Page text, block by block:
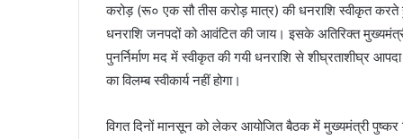
करोड़ (रू० एक सौ तीस करोड़ मात्र) की धनराशि स्वीकृत करते
धनराशि जनपदों को आवंटित की जाय। इसके अतिरिक्त मुख्यमंत्री
पुनर्निर्माण मद में स्वीकृत की गयी धनराशि से शीघ्रताशीघ्र आपदा
का विलम्ब स्वीकार्य नहीं होगा।
विगत दिनों मानसून को लेकर आयोजित बैठक में मुख्यमंत्री पुष्कर